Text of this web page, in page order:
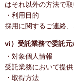
はそれ以外の方法で取
・利用目的
採用に関するご連絡
vi）受託業務で委託
・対象個人情報
受託業務において提
・取得方法